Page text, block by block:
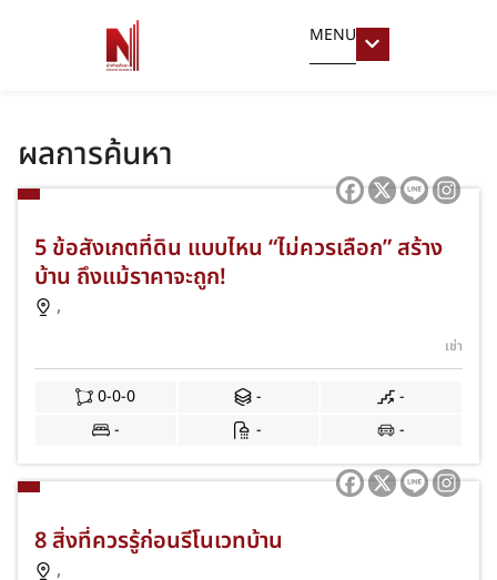
MENU
ผลการค้นหา
5 ข้อสังเกตที่ดิน แบบไหน “ไม่ควรเลือก” สร้าง
บ้าน ถึงแม้ราคาจะถูก!
,
เช่า
0-0-0 -
-
-
- -
8 สิ่งที่ควรรู้ก่อนรีโนเวทบ้าน
,